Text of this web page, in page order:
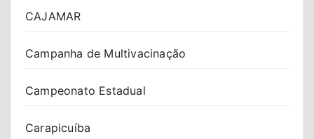
CAJAMAR
Campanha de Multivacinação
Campeonato Estadual
Carapicuíba